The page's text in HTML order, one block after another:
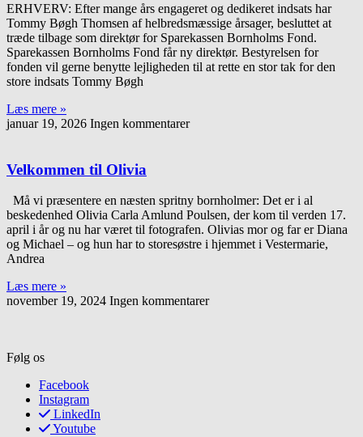
ERHVERV: Efter mange års engageret og dedikeret indsats har
Tommy Bøgh Thomsen af helbredsmæssige årsager, besluttet at
træde tilbage som direktør for Sparekassen Bornholms Fond.
Sparekassen Bornholms Fond får ny direktør. Bestyrelsen for
fonden vil gerne benytte lejligheden til at rette en stor tak for den
store indsats Tommy Bøgh
Læs mere »
januar 19, 2026 Ingen kommentarer
Velkommen til Olivia
Må vi præsentere en næsten spritny bornholmer: Det er i al
beskedenhed Olivia Carla Amlund Poulsen, der kom til verden 17.
april i år og nu har været til fotografen. Olivias mor og far er Diana
og Michael – og hun har to storesøstre i hjemmet i Vestermarie,
Andrea
Læs mere »
november 19, 2024 Ingen kommentarer
Følg os
Facebook
Instagram
LinkedIn
Youtube